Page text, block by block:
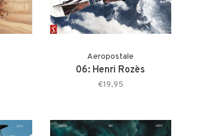
Aeropostale
06: Henri Rozès
€19,95